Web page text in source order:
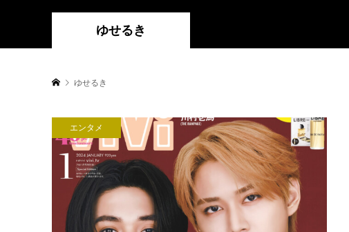
ゆせるき
ゆせるき
エンタメ